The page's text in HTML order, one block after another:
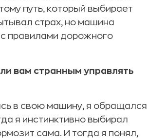
путь, который выбирает
страх, но машина
правилами дорожного
вам странным управлять
в свою машину, я обращался
я инстинктивно выбирал
сама. И тогда я понял,